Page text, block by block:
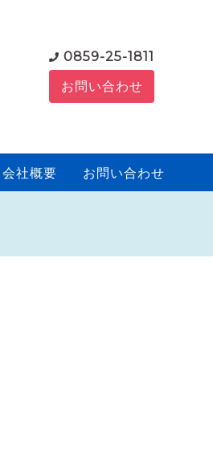
0859-25-1811
お問い合わせ
会社概要 お問い合わせ